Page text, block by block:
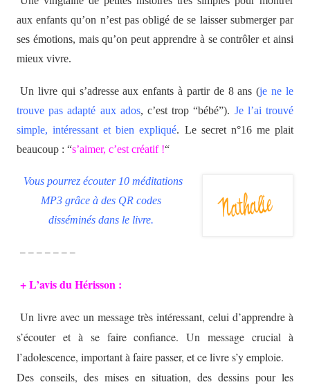
aux enfants qu’on n’est pas obligé de se laisser submerger par
ses émotions, mais qu’on peut apprendre à se contrôler et ainsi
mieux vivre.
Un livre qui s’adresse aux enfants à partir de 8 ans (je ne le
trouve pas adapté aux ados, c’est trop “bébé”). Je l’ai trouvé
simple, intéressant et bien expliqué. Le secret n°16 me plait
beaucoup : “s’aimer, c’est créatif !“
Vous pourrez écouter 10 méditations
MP3 grâce à des QR codes
disséminés dans le livre.
– – – – – – –
+ L’avis du Hérisson :
Un livre avec un message très intéressant, celui d’apprendre à
s’écouter et à se faire confiance. Un message crucial à
l’adolescence, important à faire passer, et ce livre s’y emploie.
Des conseils, des mises en situation, des dessins pour les